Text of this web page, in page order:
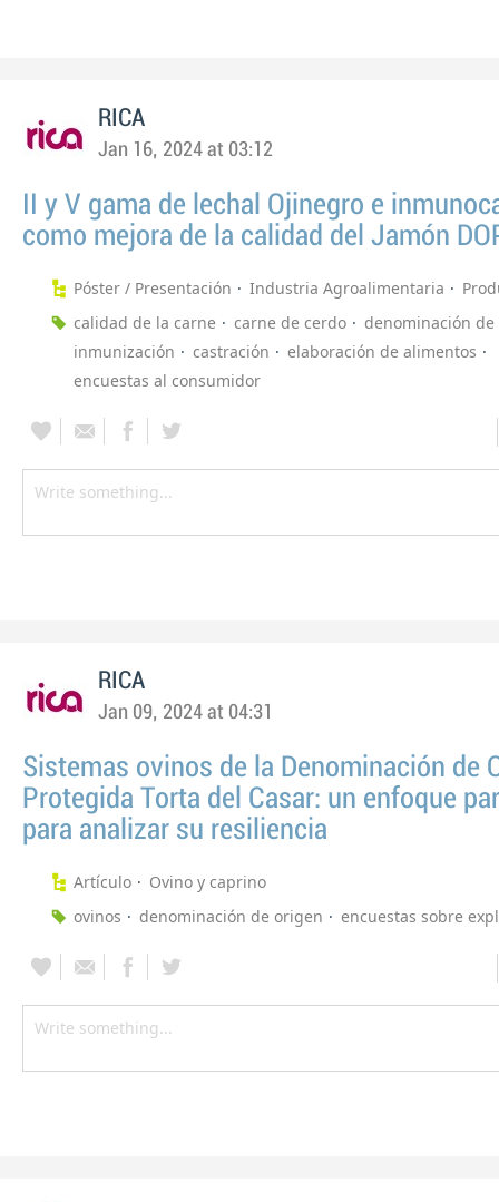
RICA
Jan 16, 2024 at 03:12
II y V gama de lechal Ojinegro e
como mejora de la calidad del Jamón
Póster / Presentación Industria Agroalimentaria
calidad de la carne
carne de cerdo
denominación
inmunización
castración
elaboración de alimentos
encuestas al consumidor
RICA
Jan 09, 2024 at 04:31
Sistemas ovinos de la Denominación de
Protegida Torta del Casar: un enfoque
para analizar su resiliencia
Artículo
Ovino y caprino
ovinos
denominación de origen encuestas sobre